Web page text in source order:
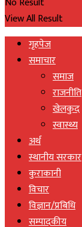
View All Result
गृहपेज
समाचार
समाज
राजनीति
खेलकुद
स्वास्थ्य
अर्थ
स्थानीय सरकार
कुराकानी
विचार
विज्ञान/प्रबिधि
सम्पादकीय